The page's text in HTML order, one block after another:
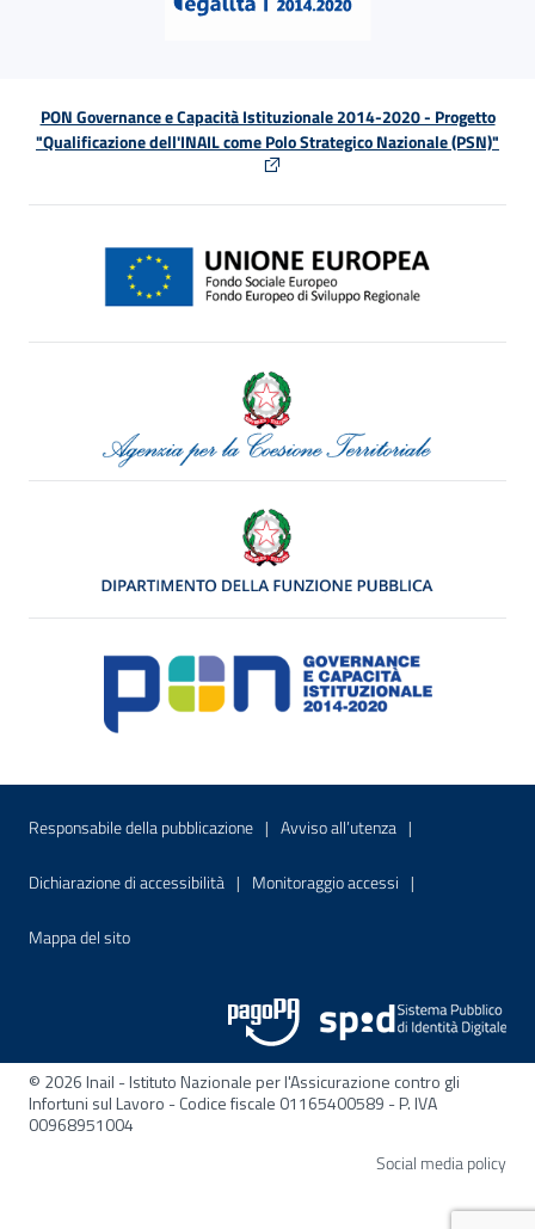
PON Governance e Capacità Istituzionale 2014-2020 - Progetto
"Qualificazione dell'INAIL come Polo Strategico Nazionale (PSN)"
Menu di servizio
Responsabile della pubblicazione Sito interno - Apre in una nuova
Avviso all’utenza Sito interno -
Dichiarazione di accessibilità Sito interno - Apre in una nuova finestra
Monitoraggio accessi Sito interno -
Mappa del sitoSito interno - Apre nella stessa finestra
© 2026 Inail - Istituto Nazionale per l'Assicurazione contro gli
Infortuni sul Lavoro - Codice fiscale 01165400589 - P. IVA
00968951004
Social media policy